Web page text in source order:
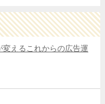
えるこれからの広告運